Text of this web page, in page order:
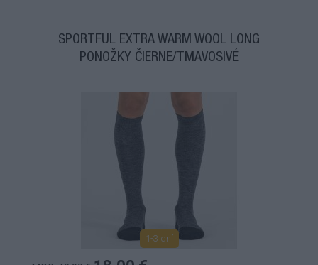
SPORTFUL EXTRA WARM WOOL LONG
PONOŽKY ČIERNE/TMAVOSIVÉ
1-3 dní